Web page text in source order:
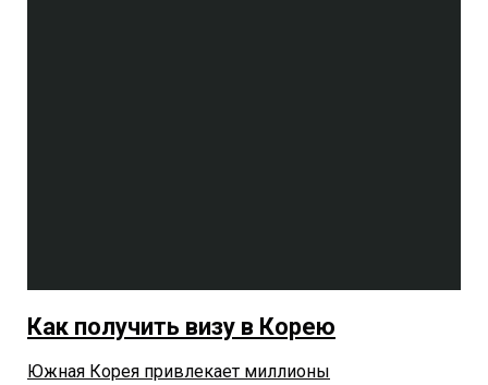
Как получить визу в Корею
Южная Корея привлекает миллионы